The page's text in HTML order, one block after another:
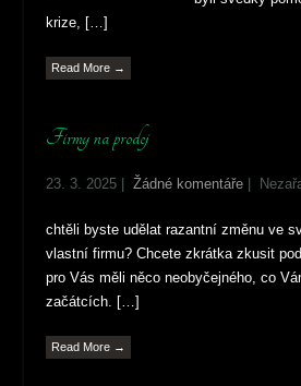
krize, […]
Read More →
Firmy na prodej
23. 3. 2025 |Žádné komentáře |
chtěli byste udělat razantní změnu ve
vlastní firmu? Chcete zkrátka zkusit
pro Vás měli něco neobyčejného, co
začátcích. […]
Read More →